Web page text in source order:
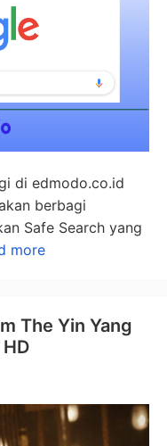
di edmodo.co.id
berbagi
Safe Search yang
more
The Yin Yang